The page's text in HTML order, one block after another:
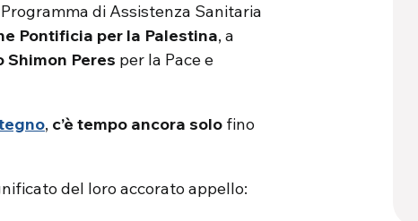
di Assistenza Sanitaria
Pontificia per la Palestina, a
Shimon Peres per la Pace e
, c’è tempo ancora solo fino
del loro accorato appello: